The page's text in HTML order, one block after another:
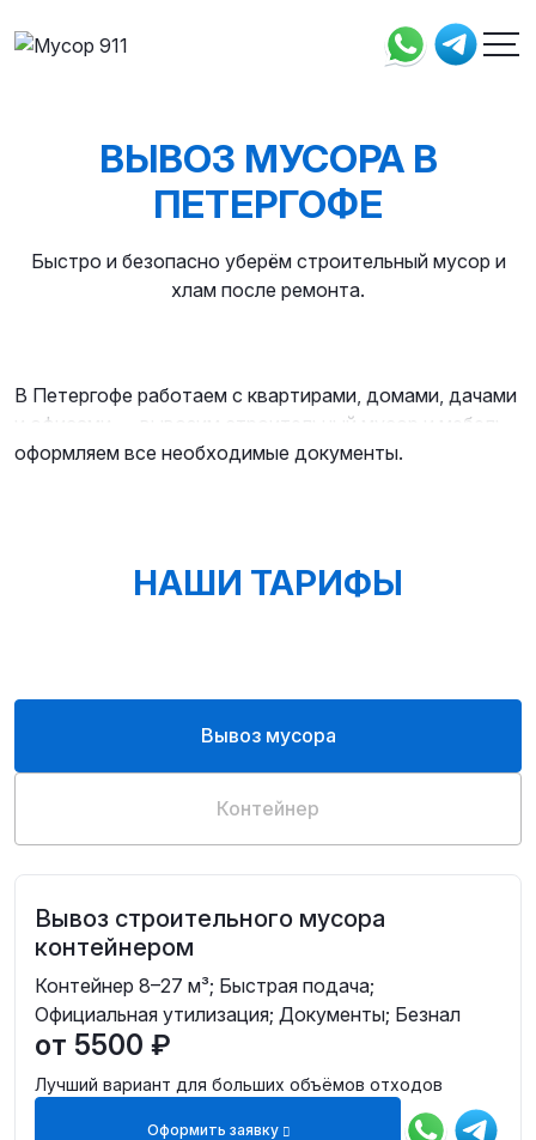
ВЫВОЗ МУСОРА В
ПЕТЕРГОФЕ
Быстро и безопасно уберём строительный мусор и
хлам после ремонта.
В Петергофе работаем с квартирами, домами, дачами
и офисами — вывозим строительный мусор и мебель,
оформляем все необходимые документы.
НАШИ ТАРИФЫ
Вывоз мусора
Контейнер
Вывоз строительного мусора
контейнером
Контейнер 8–27 м³; Быстрая подача;
Официальная утилизация; Документы; Безнал
от 5500 ₽
Лучший вариант для больших объёмов отходов
Оформить заявку